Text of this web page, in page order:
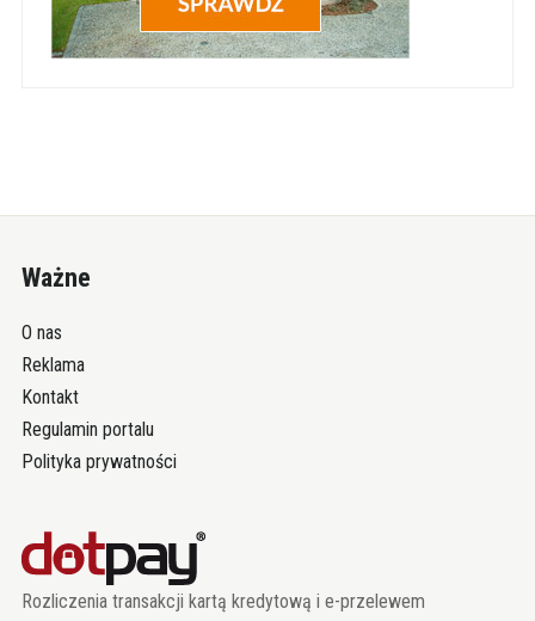
Ważne
O nas
Reklama
Kontakt
Regulamin portalu
Polityka prywatności
Rozliczenia transakcji kartą kredytową i e-przelewem